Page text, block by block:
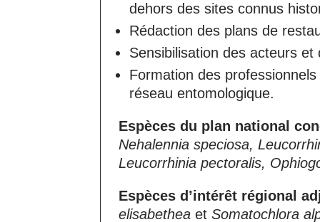
dehors des sites connus
Rédaction des plans de
Sensibilisation des acteurs et
Formation des
réseau entomologique.
Espèces du plan national
Nehalennia speciosa,
Leucorrhinia pectoralis,
Espèces d’intérêt régional
elisabethea et Somatochlora